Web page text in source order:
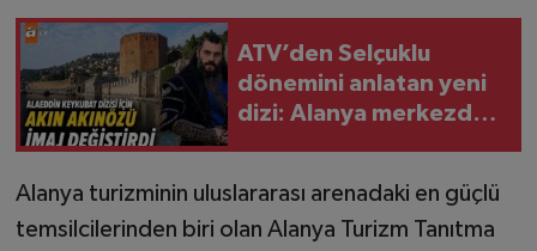
ATV’den Selçuklu
dönemini anlatan yeni
dizi: Alanya merkezde
Alanya turizminin uluslararası arenadaki en güçlü
temsilcilerinden biri olan Alanya Turizm Tanıtma